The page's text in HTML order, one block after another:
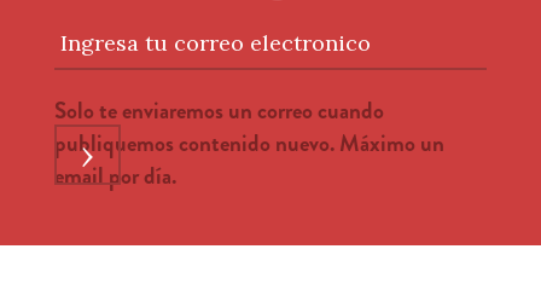
Ingresa tu correo electronico
Solo te enviaremos un correo cuando
publiquemos contenido nuevo. Máximo un
email por día.
›